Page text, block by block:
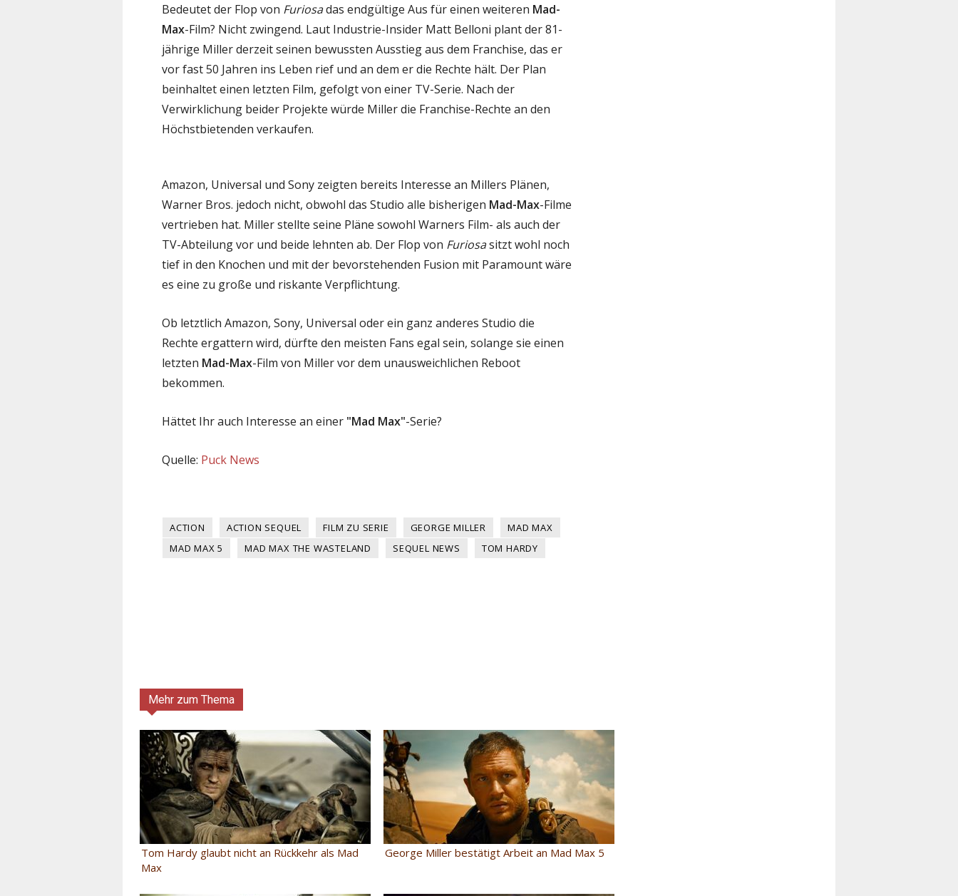
Bedeutet der Flop von Furiosadas endgültige Aus für einen weiteren Mad-
Max-Film? Nicht zwingend. Laut Industrie-Insider Matt Belloni plant der 81-
jährige Miller derzeit seinen bewussten Ausstieg aus dem Franchise, das er
vor fast 50 Jahren ins Leben rief und an dem er die Rechte hält. Der Plan
beinhaltet einen letzten Film, gefolgt von einer TV-Serie. Nach der
Verwirklichung beider Projekte würde Miller die Franchise-Rechte an den
Höchstbietenden verkaufen.
Amazon, Universal und Sony zeigten bereits Interesse an Millers Plänen,
Warner Bros. jedoch nicht, obwohl das Studio alle bisherigen Mad-Max-Filme
vertrieben hat. Miller stellte seine Pläne sowohl Warners Film- als auch der
TV-Abteilung vor und beide lehnten ab. Der Flop von Furiosasitzt wohl noch
tief in den Knochen und mit der bevorstehenden Fusion mit Paramount wäre
es eine zu große und riskante Verpflichtung.
Ob letztlich Amazon, Sony, Universal oder ein ganz anderes Studio die
Rechte ergattern wird, dürfte den meisten Fans egal sein, solange sie einen
letzten Mad-Max-Film von Miller vor dem unausweichlichen Reboot
bekommen.
Hättet Ihr auch Interesse an einer "Mad Max"-Serie?
Quelle: Puck News
ACTION ACTION SEQUEL FILM ZU SERIE GEORGE MILLER
MAD MAX
MAD MAX 5
MAD MAX THE WASTELAND SEQUEL NEWS TOM HARDY
Mehr zum Thema
Tom Hardy glaubt nicht an Rückkehr als Mad
Max
George Miller bestätigt Arbeit an Mad Max 5